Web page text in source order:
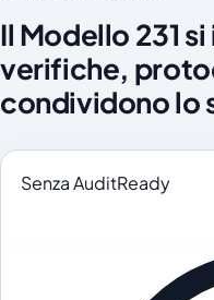
Il Modello 231
verifiche,
condividono lo
Senza AuditReady